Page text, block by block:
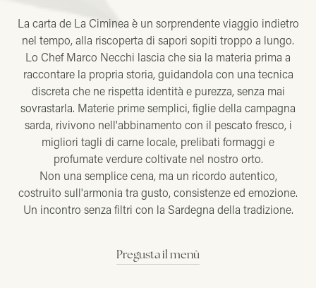
La carta de La Ciminea è un sorprendente viaggio indietro
nel tempo, alla riscoperta di sapori sopiti troppo a lungo.
Lo Chef Marco Necchi lascia che sia la materia prima a
raccontare la propria storia, guidandola con una tecnica
discreta che ne rispetta identità e purezza, senza mai
sovrastarla. Materie prime semplici, figlie della campagna
sarda, rivivono nell'abbinamento con il pescato fresco, i
migliori tagli di carne locale, prelibati formaggi e
profumate verdure coltivate nel nostro orto.
Non una semplice cena, ma un ricordo autentico,
costruito sull'armonia tra gusto, consistenze ed emozione.
Un incontro senza filtri con la Sardegna della tradizione.
Pregusta il menù